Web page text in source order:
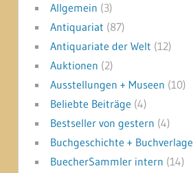
Allgemein (3)
Antiquariat (87)
Antiquariate der Welt (12)
Auktionen (2)
Ausstellungen + Museen (10)
Beliebte Beiträge (4)
Bestseller von gestern (4)
Buchgeschichte + Buchverlage
BuecherSammler intern (14)